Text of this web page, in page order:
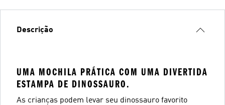
Descrição
UMA MOCHILA PRÁTICA COM UMA DIVERTIDA
ESTAMPA DE DINOSSAURO.
As crianças podem levar seu dinossauro favorito